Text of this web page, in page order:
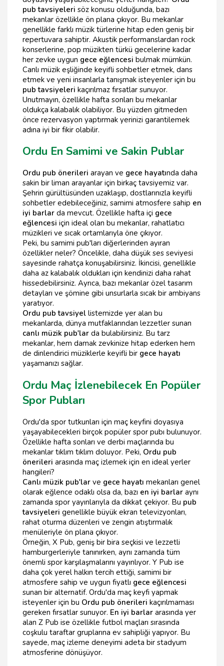
pub tavsiyeleri söz konusu olduğunda, bazı
mekanlar özellikle ön plana çıkıyor. Bu mekanlar
genellikle farklı müzik türlerine hitap eden geniş bir
repertuvara sahiptir. Akustik performanslardan rock
konserlerine, pop müzikten türkü gecelerine kadar
her zevke uygun gece eğlencesi bulmak mümkün.
Canlı müzik eşliğinde keyifli sohbetler etmek, dans
etmek ve yeni insanlarla tanışmak isteyenler için bu
pub tavsiyeleri kaçırılmaz fırsatlar sunuyor.
Unutmayın, özellikle hafta sonları bu mekanlar
oldukça kalabalık olabiliyor. Bu yüzden gitmeden
önce rezervasyon yaptırmak yerinizi garantilemek
adına iyi bir fikir olabilir.
Ordu En Samimi ve Sakin Publar
Ordu pub önerileri arayan ve gece hayatında daha
sakin bir liman arayanlar için birkaç tavsiyemiz var.
Şehrin gürültüsünden uzaklaşıp, dostlarınızla keyifli
sohbetler edebileceğiniz, samimi atmosfere sahip en
iyi barlar da mevcut. Özellikle hafta içi gece
eğlencesi için ideal olan bu mekanlar, rahatlatıcı
müzikleri ve sıcak ortamlarıyla öne çıkıyor.
Peki, bu samimi pub'ları diğerlerinden ayıran
özellikler neler? Öncelikle, daha düşük ses seviyesi
sayesinde rahatça konuşabilirsiniz. İkincisi, genellikle
daha az kalabalık oldukları için kendinizi daha rahat
hissedebilirsiniz. Ayrıca, bazı mekanlar özel tasarım
detayları ve şömine gibi unsurlarla sıcak bir ambiyans
yaratıyor.
Ordu pub tavsiyel listemizde yer alan bu
mekanlarda, dünya mutfaklarından lezzetler sunan
canlı müzik pub'lar da bulabilirsiniz. Bu tarz
mekanlar, hem damak zevkinize hitap ederken hem
de dinlendirici müziklerle keyifli bir gece hayatı
yaşamanızı sağlar.
Ordu Maç İzlenebilecek En Popüler
Spor Pubları
Ordu'da spor tutkunları için maç keyfini doyasıya
yaşayabilecekleri birçok popüler spor pubı bulunuyor.
Özellikle hafta sonları ve derbi maçlarında bu
mekanlar tıklım tıklım doluyor. Peki, Ordu pub
önerileri arasında maç izlemek için en ideal yerler
hangileri?
Canlı müzik pub'lar ve gece hayatı mekanları genel
olarak eğlence odaklı olsa da, bazı en iyi barlar aynı
zamanda spor yayınlarıyla da dikkat çekiyor. Bu pub
tavsiyeleri genellikle büyük ekran televizyonları,
rahat oturma düzenleri ve zengin atıştırmalık
menüleriyle ön plana çıkıyor.
Örneğin, X Pub, geniş bir bira seçkisi ve lezzetli
hamburgerleriyle tanınırken, aynı zamanda tüm
önemli spor karşılaşmalarını yayınlıyor. Y Pub ise
daha çok yerel halkın tercih ettiği, samimi bir
atmosfere sahip ve uygun fiyatlı gece eğlencesi
sunan bir alternatif. Ordu'da maç keyfi yapmak
isteyenler için bu Ordu pub önerileri kaçırılmaması
gereken fırsatlar sunuyor. En iyi barlar arasında yer
alan Z Pub ise özellikle futbol maçları sırasında
coşkulu taraftar gruplarına ev sahipliği yapıyor. Bu
sayede, maç izleme deneyimi adeta bir stadyum
atmosferine dönüşüyor.